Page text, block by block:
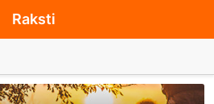
Raksti